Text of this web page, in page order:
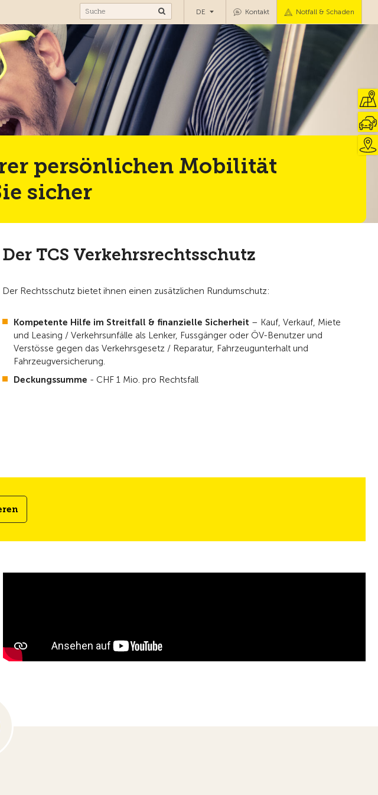
Kontakt Notfall & Schaden
DE
persönlichen Mobilität
sicher
Der TCS Verkehrsrechtsschutz
Der Rechtsschutz bietet ihnen einen zusätzlichen Rundumschutz:
Kompetente Hilfe im Streitfall & finanzielle Sicherheit – Kauf, Verkauf, Miete
und Leasing / Verkehrsunfälle als Lenker, Fussgänger oder ÖV-Benutzer und
Verstösse gegen das Verkehrsgesetz / Reparatur, Fahrzeugunterhalt und
Fahrzeugversicherung.
Deckungssumme - CHF 1 Mio. pro Rechtsfall